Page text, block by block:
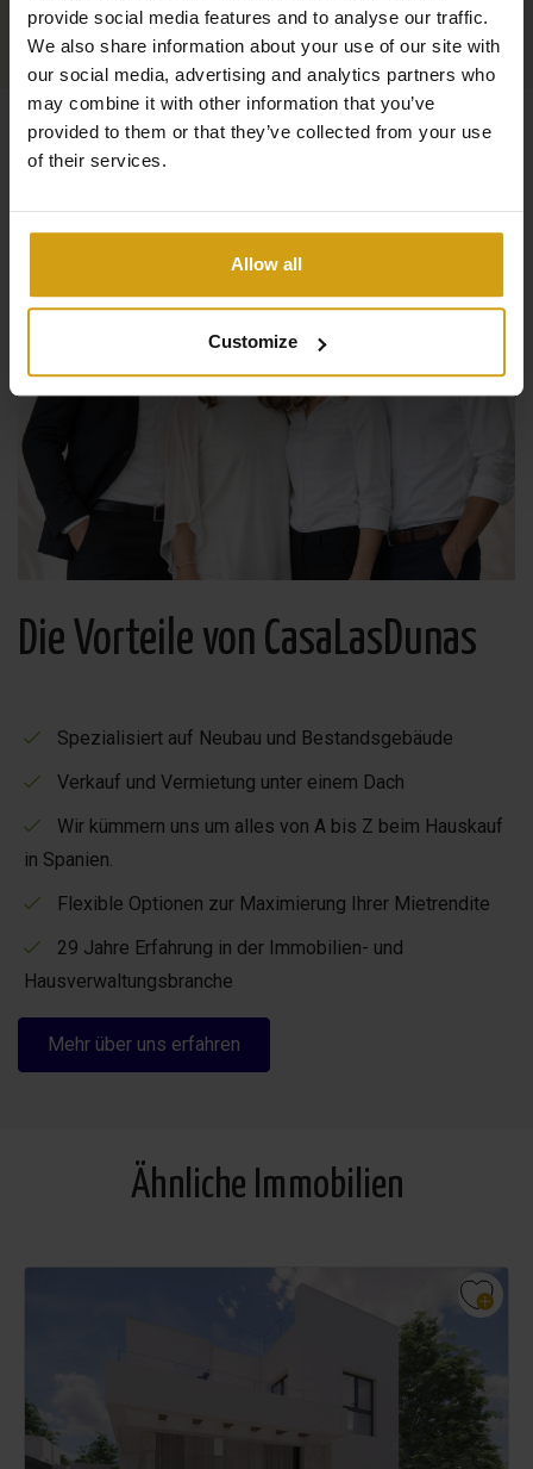
provide social media features and to analyse our traffic.
We also share information about your use of our site with
our social media, advertising and analytics partners who
may combine it with other information that you’ve
provided to them or that they’ve collected from your use
of their services.
Allow all
Customize
Die Vorteile von CasaLasDunas
Spezialisiert auf Neubau und Bestandsgebäude
Verkauf und Vermietung unter einem Dach
Wir kümmern uns um alles von A bis Z beim Hauskauf
in Spanien.
Flexible Optionen zur Maximierung Ihrer Mietrendite
29 Jahre Erfahrung in der Immobilien- und
Hausverwaltungsbranche
Mehr über uns erfahren
Ähnliche Immobilien